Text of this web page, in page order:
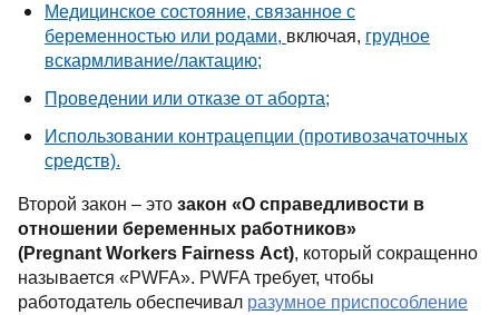
Медицинское состояние, связанное с
беременностью или родами, включая, грудное
вскармливание/лактацию;
Проведении или отказе от аборта;
Использовании контрацепции (противозачаточных
средств).
Второй закон – это закон «О справедливости в
отношении беременных работников»
(Pregnant Workers Fairness Act), который сокращенно
называется «PWFA». PWFA требует, чтобы
работодатель обеспечивал разумное приспособление